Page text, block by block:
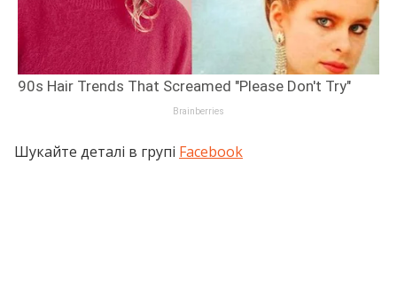
Шукайте деталі в групі Facebook